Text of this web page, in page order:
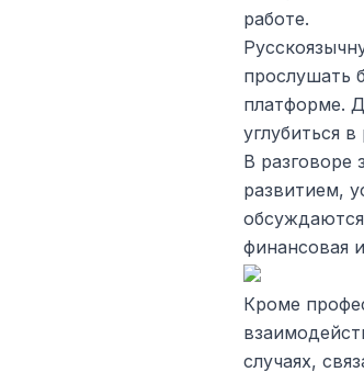
работе.
прослушать
платформе.
углубиться
В разговоре
развитием,
финансовая
Кроме
случаях,